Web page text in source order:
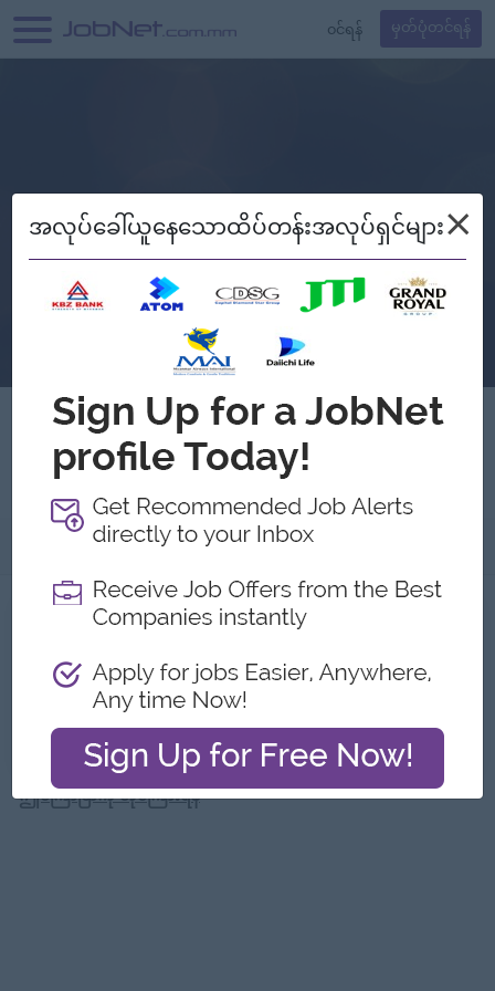
၀င်ရန် မှတ်ပုံတင်ရန်
STS Synergy Co.,Ltd
အကြောင်းအရာ အလုပ်များ
မကြာသေးမီ အလုပ်များ
Digital Marketing Executive
STS Synergy Co.,Ltd
Yangon စျေးကွက်ရှာဖွေခြင်း၊ မီဒီယာ၊ ဖန်တီးမှုဆိုင်ရာ
ဤကြော်ငြာကို တိုင်ကြားရန်
အလုပ်ခေါ်ယူနေသောထိပ်တန်းအလုပ်ရှင်များ×